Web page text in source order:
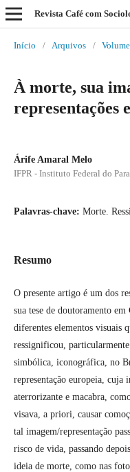
Revista Café com
Início / Arquivos /
À morte, sua
representações
Árife Amaral Melo
IFPR - Instituto Federal do
Palavras-chave: Morte.
Resumo
O presente artigo é um dos
sua tese de doutoramento
diferentes elementos visuais
ressignificou, particularmente
simbólica, iconográfica, no
representação europeia, cuja
aterrorizante e macabra,
visava, a priori, causar
tal imagem/representação
risco de vida, passando
ideia de morte, como nas